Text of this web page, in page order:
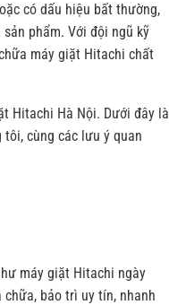
có dấu hiệu bất thường,
phẩm. Với đội ngũ kỹ
máy giặt Hitachi chất
Hitachi Hà Nội. Dưới đây là
cùng các lưu ý quan
máy giặt Hitachi ngày
bảo trì uy tín, nhanh